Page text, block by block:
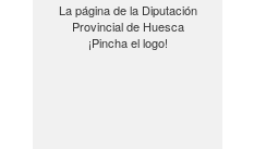
La página de la Diputación
Provincial de Huesca
¡Pincha el logo!